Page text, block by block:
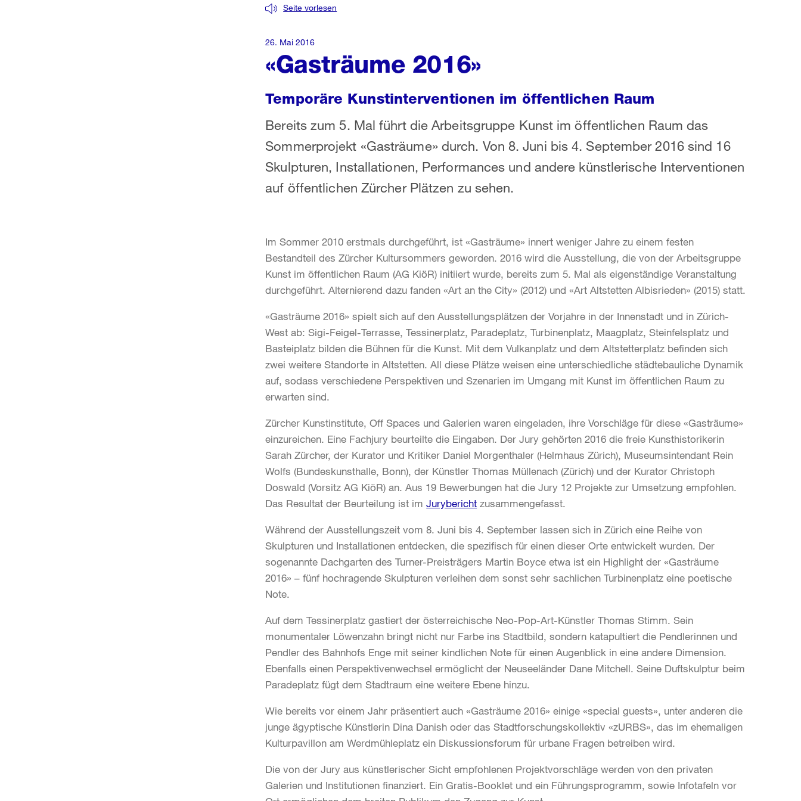
«Gasträume 2016»
Seite vorlesen
Temporäre Kunstinterventionen im öffentlichen Raum
Bereits zum 5. Mal führt die Arbeitsgruppe Kunst im öffentlichen Raum das
Sommerprojekt «Gasträume» durch. Von 8. Juni bis 4. September 2016 sind 16
Skulpturen, Installationen, Performances und andere künstlerische Interventionen
auf öffentlichen Zürcher Plätzen zu sehen.
26. Mai 2016
Im Sommer 2010 erstmals durchgeführt, ist «Gasträume» innert weniger Jahre zu einem festen
Bestandteil des Zürcher Kultursommers geworden. 2016 wird die Ausstellung, die von der Arbeitsgruppe
Kunst im öffentlichen Raum (AG KiöR) initiiert wurde, bereits zum 5. Mal als eigenständige Veranstaltung
durchgeführt. Alternierend dazu fanden «Art an the City» (2012) und «Art Altstetten Albisrieden» (2015) statt.
«Gasträume 2016» spielt sich auf den Ausstellungsplätzen der Vorjahre in der Innenstadt und in Zürich-
West ab: Sigi-Feigel-Terrasse, Tessinerplatz, Paradeplatz, Turbinenplatz, Maagplatz, Steinfelsplatz und
Basteiplatz bilden die Bühnen für die Kunst. Mit dem Vulkanplatz und dem Altstetterplatz befinden sich
zwei weitere Standorte in Altstetten. All diese Plätze weisen eine unterschiedliche städtebauliche Dynamik
auf, sodass verschiedene Perspektiven und Szenarien im Umgang mit Kunst im öffentlichen Raum zu
erwarten sind.
Zürcher Kunstinstitute, Off Spaces und Galerien waren eingeladen, ihre Vorschläge für diese «Gasträume»
einzureichen. Eine Fachjury beurteilte die Eingaben. Der Jury gehörten 2016 die freie Kunsthistorikerin
Sarah Zürcher, der Kurator und Kritiker Daniel Morgenthaler (Helmhaus Zürich), Museumsintendant Rein
Wolfs (Bundeskunsthalle, Bonn), der Künstler Thomas Müllenach (Zürich) und der Kurator Christoph
Doswald (Vorsitz AG KiöR) an. Aus 19 Bewerbungen hat die Jury 12 Projekte zur Umsetzung empfohlen.
Das Resultat der Beurteilung ist imJurybericht zusammengefasst.
Während der Ausstellungszeit vom 8. Juni bis 4. September lassen sich in Zürich eine Reihe von
Skulpturen und Installationen entdecken, die spezifisch für einen dieser Orte entwickelt wurden. Der
sogenannte Dachgarten des Turner-Preisträgers Martin Boyce etwa ist ein Highlight der «Gasträume
2016» – fünf hochragende Skulpturen verleihen dem sonst sehr sachlichen Turbinenplatz eine poetische
Note.
Auf dem Tessinerplatz gastiert der österreichische Neo-Pop-Art-Künstler Thomas Stimm. Sein
monumentaler Löwenzahn bringt nicht nur Farbe ins Stadtbild, sondern katapultiert die Pendlerinnen und
Pendler des Bahnhofs Enge mit seiner kindlichen Note für einen Augenblick in eine andere Dimension.
Ebenfalls einen Perspektivenwechsel ermöglicht der Neuseeländer Dane Mitchell. Seine Duftskulptur beim
Paradeplatz fügt dem Stadtraum eine weitere Ebene hinzu.
Wie bereits vor einem Jahr präsentiert auch «Gasträume 2016» einige «special guests», unter anderen die
junge ägyptische Künstlerin Dina Danish oder das Stadtforschungskollektiv «zURBS», das im ehemaligen
Kulturpavillon am Werdmühleplatz ein Diskussionsforum für urbane Fragen betreiben wird.
Die von der Jury aus künstlerischer Sicht empfohlenen Projektvorschläge werden von den privaten
Galerien und Institutionen finanziert. Ein Gratis-Booklet und ein Führungsprogramm, sowie Infotafeln vor